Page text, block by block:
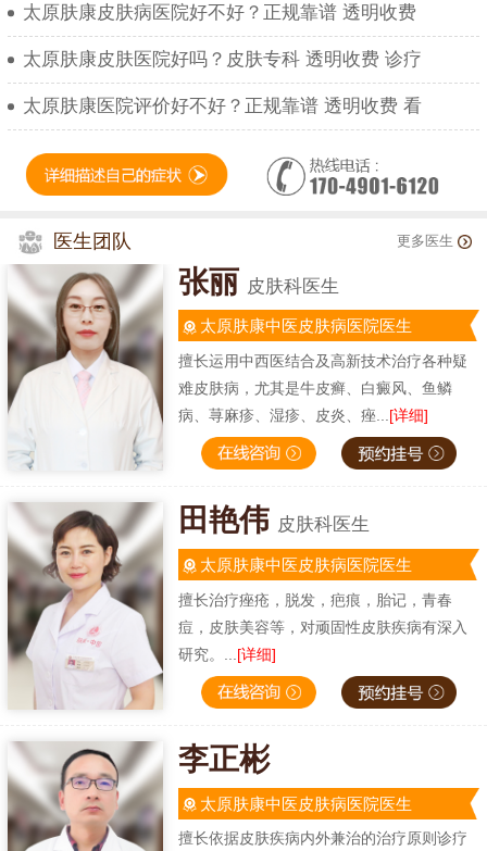
太原肤康皮肤病医院好不好？正规靠谱 透明收费
太原肤康皮肤医院好吗？皮肤专科 透明收费 诊疗
太原肤康医院评价好不好？正规靠谱 透明收费 看
医生团队 更多医生
张丽 皮肤科医生
太原肤康中医皮肤病医院医生
擅长运用中西医结合及高新技术治疗各种疑
难皮肤病，尤其是牛皮癣、白癜风、鱼鳞
病、荨麻疹、湿疹、皮炎、痤... [详细]
田艳伟 皮肤科医生
太原肤康中医皮肤病医院医生
擅长治疗痤疮，脱发，疤痕，胎记，青春
痘，皮肤美容等，对顽固性皮肤疾病有深入
研究。... [详细]
李正彬
太原肤康中医皮肤病医院医生
擅长依据皮肤疾病内外兼治的治疗原则诊疗